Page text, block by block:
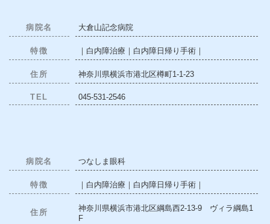
病院名 大倉山記念病院
特徴 ｜白内障治療｜白内障日帰り手術｜
住所 神奈川県横浜市港北区樽町1-1-23
TEL 045-531-2546
病院名 つなしま眼科
特徴 ｜白内障治療｜白内障日帰り手術｜
住所
神奈川県横浜市港北区綱島西2-13-9 ヴィラ綱島1
F